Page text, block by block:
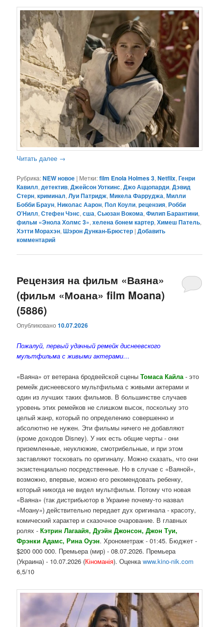
Читать далее →
Рубрика:NEW новое | Метки:film Enola Holmes 3,Netflix,Генри
Кавилл,детектив,Джейсон Уоткинс,Джо Аццопарди,Дэвид
Стерн,криминал,Луи Патридж,Микела Фарруджа,Милли
Бобби Браун,Николас Аарон,Пол Коули,рецензия,Робби
О’Нилл,Стефен Чэнс,сша,Сьюзан Вокома,Филип Барантини,
фильм «Энола Холмс 3»,хелена бонем картер,Химеш Патель,
Хэтти Морахэн,Шэрон Дункан-Брюстер |Добавить
комментарий
Рецензия на фильм «Ваяна»
(фильм «Моана» film Moana)
(5886)
Опубликовано10.07.2026
Пожалуй, первый удачный ремейк диснеевского
мультфильма с живыми актерами…
«Ваяна» от ветерана бродвейской сценыТомаса Кайла - это
ремейк диснеевского мультфильма с живыми актерами и
один из лучших таких фильмов. В большинстве случаев
уровень этих ремейков не слишком высок, поскольку это
целый жанр, который по определению совершенно и
абсолютно не нужен. Эти фильмы ничего не добавляют
(кроме доходов Disney). У них есть общие черты - они
приземленные, неуклюжие, смотрибельные, и при этом
заставляют тосковать по оригиналу. Можно сказать, что они
экзистенциально посредственные. Но в случае с «Ваяной»,
возможно, впервые, можно его рекомендовать ребенку,
который никогда не видел мультфильм. Потому что новая
«Ваяна» (так дистрибьютор в Украине почему-то назвал
«Моану») действительно передает дух оригинала - красоту,
комический характер и сказочное очарование. В главных
ролях -Кэтрин Лагаайя, Дуэйн Джонсон, Джон Туи,
Фрэнки Адамс, Рина Оуэн. Хронометраж - 01:45. Бюджет -
$200 000 000. Премьера (мир) - 08.07.2026. Премьера
(Украина) - 10.07.2026 (Кіноманія). Оценкаwww.kino-nik.com
6,5/10